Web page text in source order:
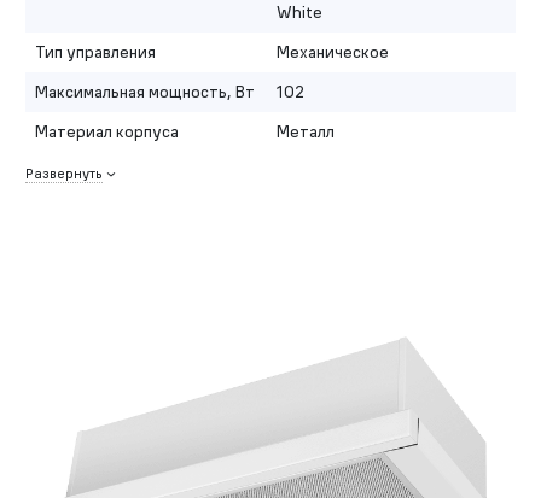
White
Тип управления
Механическое
Максимальная мощность, Вт
102
Материал корпуса
Металл
Развернуть